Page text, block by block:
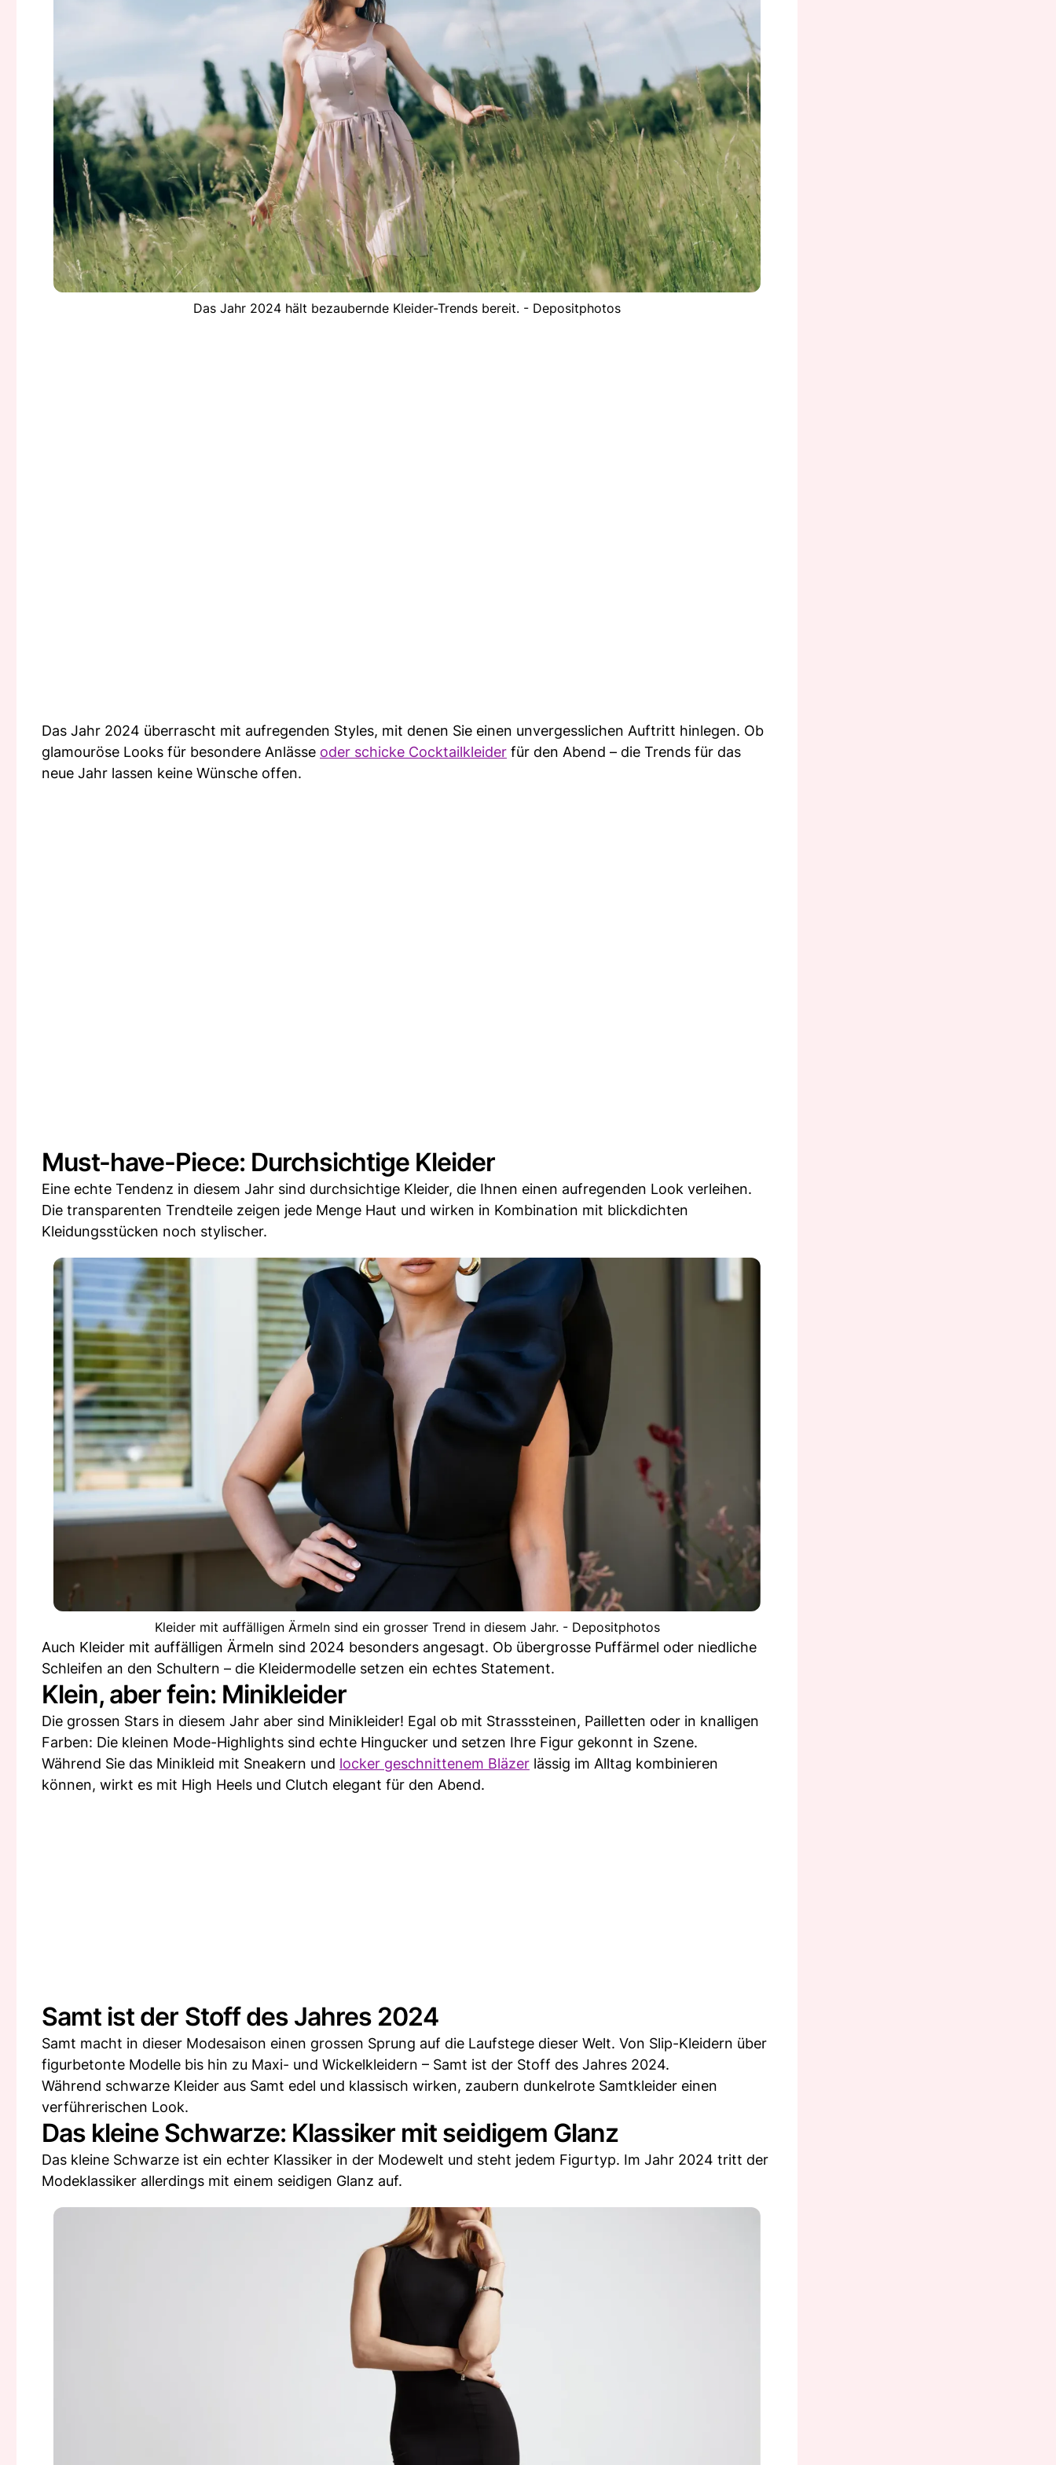
Das Jahr 2024 hält bezaubernde Kleider-Trends bereit. - Depositphotos
Das Jahr 2024 überrascht mit aufregenden Styles, mit denen Sie einen unvergesslichen Auftritt hinlegen. Ob
glamouröse Looks für besondere Anlässe oder schicke Cocktailkleider für den Abend – die Trends für das
neue Jahr lassen keine Wünsche offen.
Must-have-Piece: Durchsichtige Kleider
Eine echte Tendenz in diesem Jahr sind durchsichtige Kleider, die Ihnen einen aufregenden Look verleihen.
Die transparenten Trendteile zeigen jede Menge Haut und wirken in Kombination mit blickdichten
Kleidungsstücken noch stylischer.
Kleider mit auffälligen Ärmeln sind ein grosser Trend in diesem Jahr. - Depositphotos
Auch Kleider mit auffälligen Ärmeln sind 2024 besonders angesagt. Ob übergrosse Puffärmel oder niedliche
Schleifen an den Schultern – die Kleidermodelle setzen ein echtes Statement.
Klein, aber fein: Minikleider
Die grossen Stars in diesem Jahr aber sind Minikleider! Egal ob mit Strasssteinen, Pailletten oder in knalligen
Farben: Die kleinen Mode-Highlights sind echte Hingucker und setzen Ihre Figur gekonnt in Szene.
Während Sie das Minikleid mit Sneakern und locker geschnittenem Bläzer lässig im Alltag kombinieren
können, wirkt es mit High Heels und Clutch elegant für den Abend.
Samt ist der Stoff des Jahres 2024
Samt macht in dieser Modesaison einen grossen Sprung auf die Laufstege dieser Welt. Von Slip-Kleidern über
figurbetonte Modelle bis hin zu Maxi- und Wickelkleidern – Samt ist der Stoff des Jahres 2024.
Während schwarze Kleider aus Samt edel und klassisch wirken, zaubern dunkelrote Samtkleider einen
verführerischen Look.
Das kleine Schwarze: Klassiker mit seidigem Glanz
Das kleine Schwarze ist ein echter Klassiker in der Modewelt und steht jedem Figurtyp. Im Jahr 2024 tritt der
Modeklassiker allerdings mit einem seidigen Glanz auf.